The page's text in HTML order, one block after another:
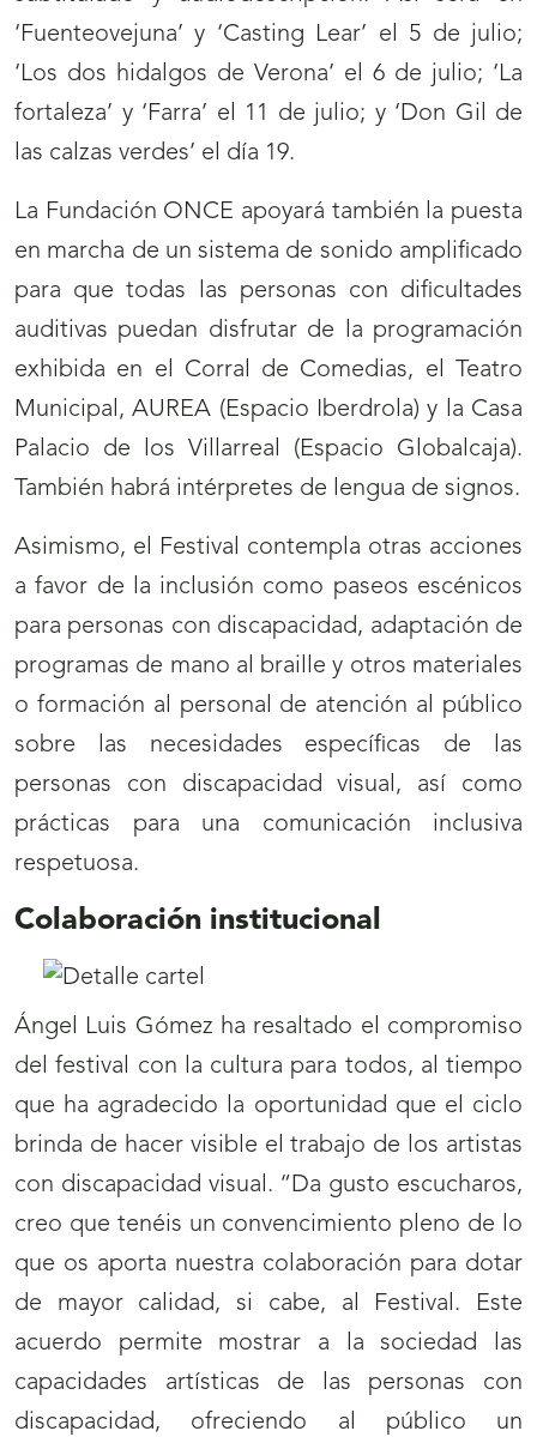
‘Fuenteovejuna’ y ‘Casting Lear’ el 5 de julio;
‘Los dos hidalgos de Verona’ el 6 de julio; ‘La
fortaleza’ y ‘Farra’ el 11 de julio; y ‘Don Gil de
las calzas verdes’ el día 19.
La Fundación ONCE apoyará también la puesta
en marcha de un sistema de sonido amplificado
para que todas las personas con dificultades
auditivas puedan disfrutar de la programación
exhibida en el Corral de Comedias, el Teatro
Municipal, AUREA (Espacio Iberdrola) y la Casa
Palacio de los Villarreal (Espacio Globalcaja).
También habrá intérpretes de lengua de signos.
Asimismo, el Festival contempla otras acciones
a favor de la inclusión como paseos escénicos
para personas con discapacidad, adaptación de
programas de mano al braille y otros materiales
o formación al personal de atención al público
sobre las necesidades específicas de las
personas con discapacidad visual, así como
prácticas para una comunicación inclusiva
respetuosa.
Colaboración institucional
Ángel Luis Gómez ha resaltado el compromiso
del festival con la cultura para todos, al tiempo
que ha agradecido la oportunidad que el ciclo
brinda de hacer visible el trabajo de los artistas
con discapacidad visual. “Da gusto escucharos,
creo que tenéis un convencimiento pleno de lo
que os aporta nuestra colaboración para dotar
de mayor calidad, si cabe, al Festival. Este
acuerdo permite mostrar a la sociedad las
capacidades artísticas de las personas con
discapacidad, ofreciendo al público un